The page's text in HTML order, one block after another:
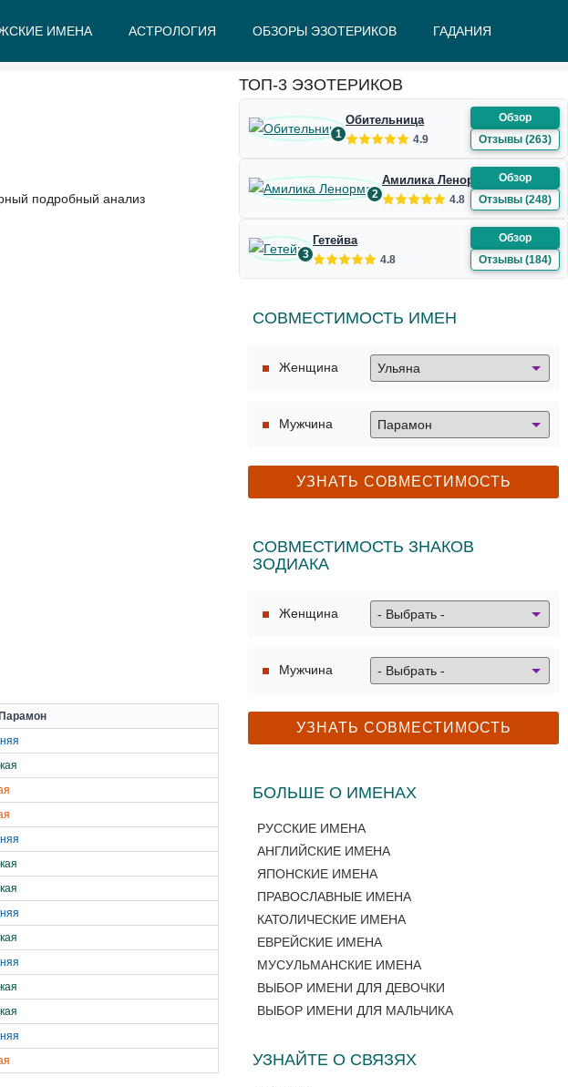
ИМЕНА АСТРОЛОГИЯ ОБЗОРЫ ЭЗОТЕРИКОВ ГАДАНИЯ
подробный анализ
ТОП-3 ЭЗОТЕРИКОВ
1
Обительница
4.9
Обзор
Отзывы (263)
2
Амилика Ленорман
4.8
Обзор
Отзывы (248)
3
Гетейва
4.8
Обзор
Отзывы (184)
СОВМЕСТИМОСТЬ ИМЕН
Женщина
Мужчина
СОВМЕСТИМОСТЬ ЗНАКОВ
ЗОДИАКА
Женщина
Мужчина
БОЛЬШЕ О ИМЕНАХ
РУССКИЕ ИМЕНА
АНГЛИЙСКИЕ ИМЕНА
ЯПОНСКИЕ ИМЕНА
ПРАВОСЛАВНЫЕ ИМЕНА
КАТОЛИЧЕСКИЕ ИМЕНА
ЕВРЕЙСКИЕ ИМЕНА
МУСУЛЬМАНСКИЕ ИМЕНА
ВЫБОР ИМЕНИ ДЛЯ ДЕВОЧКИ
ВЫБОР ИМЕНИ ДЛЯ МАЛЬЧИКА
УЗНАЙТЕ О СВЯЗЯХ